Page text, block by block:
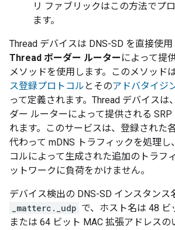
リ ファブリックはこの方法でプ
ます。
Thread デバイスは DNS-SD を直接使用
Thread ボーダー ルーター によって提
メソッドを使用します。このメソッドは
ス登録プロトコル とそのアドバタイジ
って定義されます。 Thread デバイスは
ダー ルーターによって提供される
れます。このサービスは、登録された
代わって mDNS トラフィックを処理し
コルによって生成された追加のトラフ
ットワークに負荷をかけません。
デバイス検出の DNS-SD インスタンス
_matterc._udp で、ホスト名は 48 ビ
または 64 ビット MAC 拡張アドレスの